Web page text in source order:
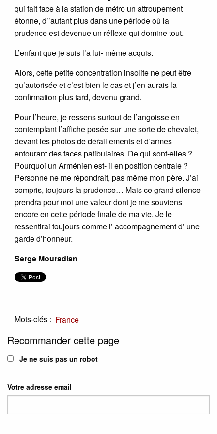
qui fait face à la station de métro un attroupement
étonne, d’’autant plus dans une période où la
prudence est devenue un réflexe qui domine tout.
L’enfant que je suis l’a lui- même acquis.
Alors, cette petite concentration insolite ne peut être
qu’autorisée et c’est bien le cas et j’en aurais la
confirmation plus tard, devenu grand.
Pour l’heure, je ressens surtout de l’angoisse en
contemplant l’affiche posée sur une sorte de chevalet,
devant les photos de déraillements et d’armes
entourant des faces patibulaires. De qui sont-elles ?
Pourquoi un Arménien est- il en position centrale ?
Personne ne me répondrait, pas même mon père. J’ai
compris, toujours la prudence… Mais ce grand silence
prendra pour moi une valeur dont je me souviens
encore en cette période finale de ma vie. Je le
ressentirai toujours comme l’ accompagnement d’ une
garde d’honneur.
Serge Mouradian
Mots-clés : France
Recommander cette page
Je ne suis pas un robot
Votre adresse email